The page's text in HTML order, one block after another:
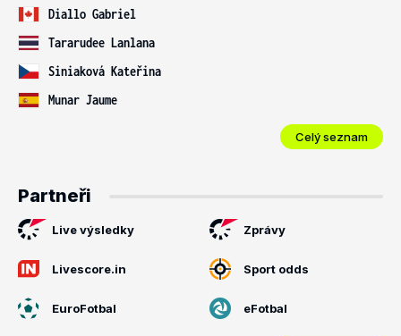
Diallo Gabriel
Tararudee Lanlana
Siniaková Kateřina
Munar Jaume
Celý seznam
Partneři
Live výsledky Zprávy
Livescore.in Sport odds
EuroFotbal eFotbal